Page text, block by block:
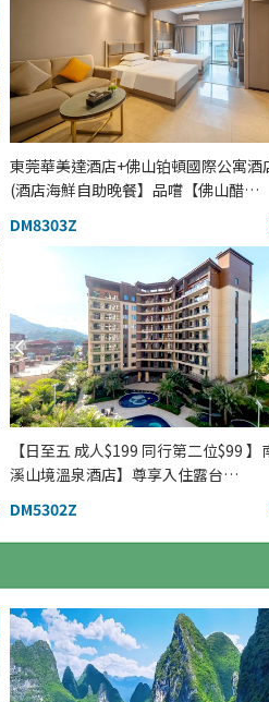
東莞華美達酒店+佛山铂頓國際公寓酒
(酒店海鮮自助晚餐】品嚐【佛山醋…
DM8303Z
【日至五 成人$199 同行第二位$99
溪山境溫泉酒店】尊享入住露台…
DM5302Z